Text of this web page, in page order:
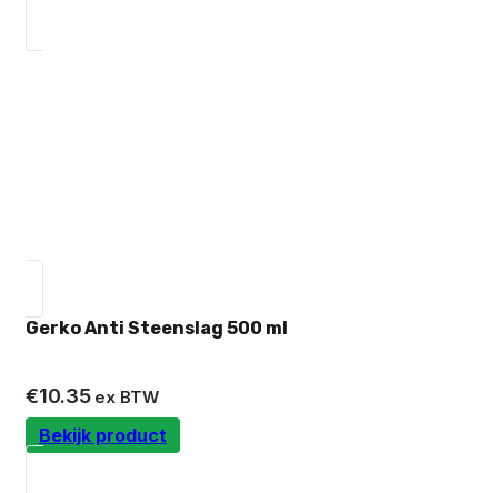
Gerko Anti Steenslag 500 ml
€10.35 ex BTW
Bekijk product